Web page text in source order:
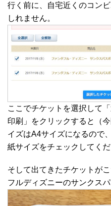
行く前に、自宅近くのコン
しれません。
ここでチケットを選択して
印刷」をクリックすると（
イズはA4サイズになるので
紙サイズをチェックしてくだ
そして出てきたチケットが
フルディズニーのサンクス